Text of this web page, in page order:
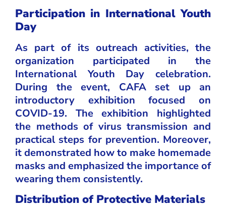
Participation in International Youth
Day
As part of its outreach activities, the
organization participated in the
International Youth Day celebration.
During the event, CAFA set up an
introductory exhibition focused on
COVID-19. The exhibition highlighted
the methods of virus transmission and
practical steps for prevention. Moreover,
it demonstrated how to make homemade
masks and emphasized the importance of
wearing them consistently.
Distribution of Protective Materials